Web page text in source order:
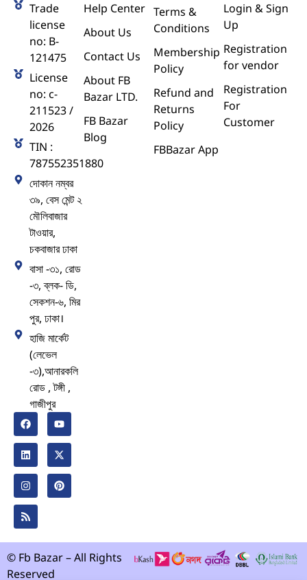
Trade
license
no: B-
121475
License
no: c-
211523 /
2026
TIN :
787552351880
দোকান নম্বর
৩৯, বেস মেন্ট ২
মৌলিবাজার
টাওয়ার,
চকবাজার ঢাকা
বাসা -৩১, রোড
-৩, ব্লক- ডি,
সেকশন-৬, মির
পুর, ঢাকা।
হাজি মার্কেট
(লেভেল
-৩),আনারকলি
রোড , টঙ্গী ,
গাজীপুর
Help Center
About Us
Contact Us
About FB
Bazar LTD.
FB Bazar
Blog
Terms &
Conditions
Membership
Policy
Refund and
Returns
Policy
FBBazar App
Login & Sign
Up
Registration
for vendor
Registration
For
Customer
© Fb Bazar – All Rights
Reserved